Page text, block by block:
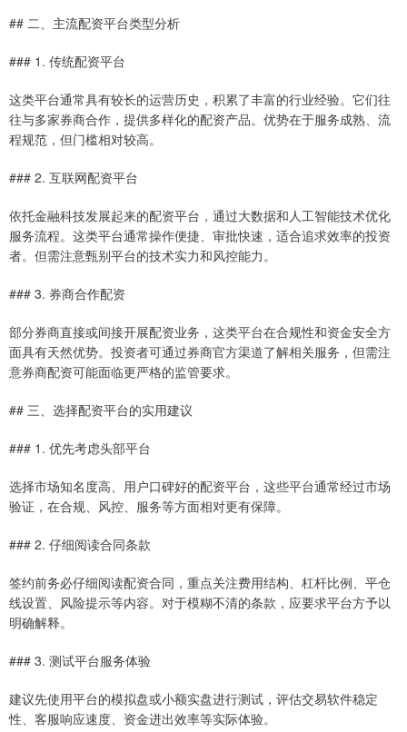
## 二、主流配资平台类型分析
### 1. 传统配资平台
这类平台通常具有较长的运营历史，积累了丰富的行业经验。它们往
往与多家券商合作，提供多样化的配资产品。优势在于服务成熟、流
程规范，但门槛相对较高。
### 2. 互联网配资平台
依托金融科技发展起来的配资平台，通过大数据和人工智能技术优化
服务流程。这类平台通常操作便捷、审批快速，适合追求效率的投资
者。但需注意甄别平台的技术实力和风控能力。
### 3. 券商合作配资
部分券商直接或间接开展配资业务，这类平台在合规性和资金安全方
面具有天然优势。投资者可通过券商官方渠道了解相关服务，但需注
意券商配资可能面临更严格的监管要求。
## 三、选择配资平台的实用建议
### 1. 优先考虑头部平台
选择市场知名度高、用户口碑好的配资平台，这些平台通常经过市场
验证，在合规、风控、服务等方面相对更有保障。
### 2. 仔细阅读合同条款
签约前务必仔细阅读配资合同，重点关注费用结构、杠杆比例、平仓
线设置、风险提示等内容。对于模糊不清的条款，应要求平台方予以
明确解释。
### 3. 测试平台服务体验
建议先使用平台的模拟盘或小额实盘进行测试，评估交易软件稳定
性、客服响应速度、资金进出效率等实际体验。